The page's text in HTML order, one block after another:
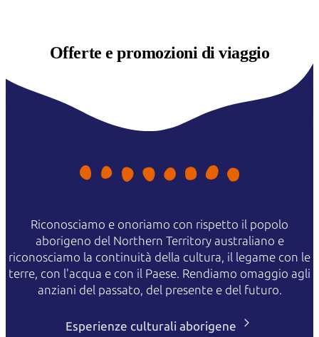
Offerte epromozioni di viaggio
Riconosciamo e onoriamo con rispetto il popolo
aborigeno del Northern Territory australiano e
riconosciamo la continuità della cultura, il legame con le
terre, con l'acqua e con il Paese. Rendiamo omaggio agli
anziani del passato, del presente e del futuro.
Esperienze culturali aborigene